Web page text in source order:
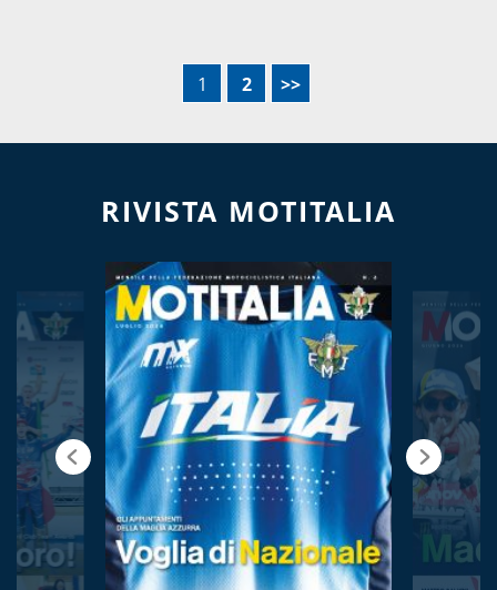
1 2 >>
RIVISTA MOTITALIA